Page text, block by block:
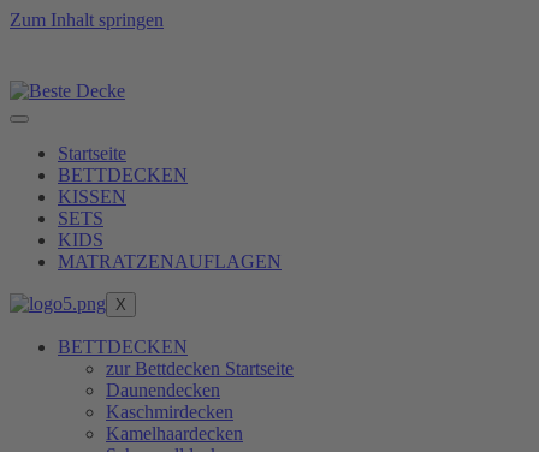
Zum Inhalt springen
Startseite
BETTDECKEN
KISSEN
SETS
KIDS
MATRATZENAUFLAGEN
X
BETTDECKEN
zur Bettdecken Startseite
Daunendecken
Kaschmirdecken
Kamelhaardecken